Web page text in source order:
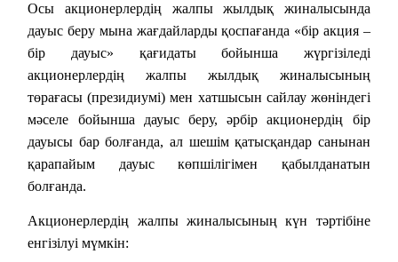
Осы акционерлердің жалпы жылдық жиналысында
дауыс беру мына жағдайларды қоспағанда «бір акция –
бір дауыс» қағидаты бойынша жүргізіледі
акционерлердің жалпы жылдық жиналысының
төрағасы (президиумі) мен хатшысын сайлау жөніндегі
мәселе бойынша дауыс беру, әрбір акционердің бір
дауысы бар болғанда, ал шешім қатысқандар санынан
қарапайым дауыс көпшілігімен қабылданатын
болғанда.
Акционерлердің жалпы жиналысының күн тәртібіне
енгізілуі мүмкін: